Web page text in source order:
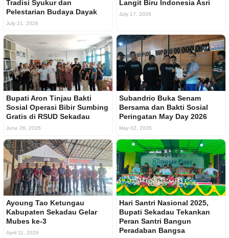
Tradisi Syukur dan
Pelestarian Budaya Dayak
July 21, 2026
Langit Biru Indonesia Asri
July 17, 2026
Bupati Aron Tinjau Bakti
Sosial Operasi Bibir Sumbing
Gratis di RSUD Sekadau
June 26, 2026
Subandrio Buka Senam
Bersama dan Bakti Sosial
Peringatan May Day 2026
May 02, 2026
Ayoung Tao Ketungau
Kabupaten Sekadau Gelar
Mubes ke-3
April 11, 2026
Hari Santri Nasional 2025,
Bupati Sekadau Tekankan
Peran Santri Bangun
Peradaban Bangsa